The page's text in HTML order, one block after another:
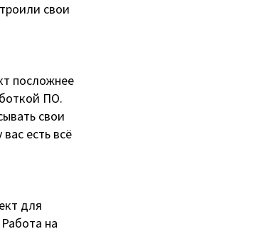
свои
посложнее
ПО.
свои
есть всё
для
Работа на